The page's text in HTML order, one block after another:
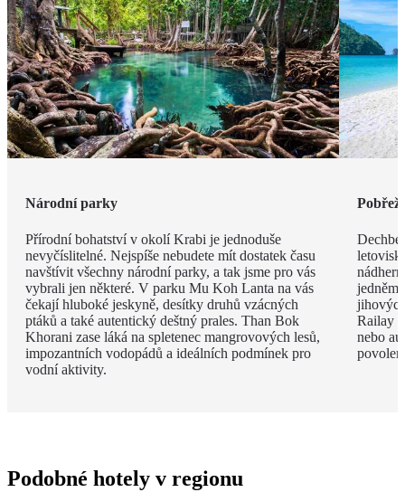
Národní parky
Přírodní bohatství v okolí Krabi je jednoduše
nevyčíslitelné. Nejspíše nebudete mít dostatek času
navštívit všechny národní parky, a tak jsme pro vás
vybrali jen některé. V parku Mu Koh Lanta na vás
čekají hluboké jeskyně, desítky druhů vzácných
ptáků a také autentický deštný prales. Than Bok
Khorani zase láká na spletenec mangrovových lesů,
impozantních vodopádů a ideálních podmínek pro
vodní aktivity.
Pobřeží
jedněm
Railay
nebo
Podobné hotely v regionu